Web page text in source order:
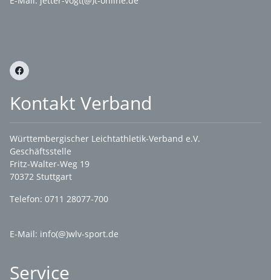
Kontakt Verband
Württembergischer Leichtathletik-Verband e.V.
Geschäftsstelle
Fritz-Walter-Weg 19
70372 Stuttgart
Telefon: 0711 28077-700
E-Mail: info(@)wlv-sport.de
Service